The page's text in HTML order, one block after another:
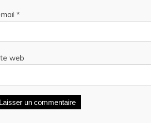
*
web